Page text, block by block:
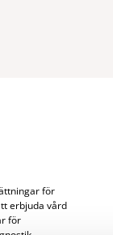
för
erbjuda vård
för